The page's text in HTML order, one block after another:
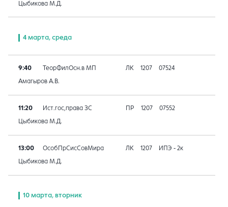
Цыбикова М.Д.
4 марта, среда
9:40 ТеорФилОсн.в МП ЛК 1207 07524
Амагыров А.В.
11:20 Ист.гос,права ЗС ПР 1207 07552
Цыбикова М.Д.
13:00 ОсобПрСисСовМира ЛК 1207 ИПЭ - 2к
Цыбикова М.Д.
10 марта, вторник